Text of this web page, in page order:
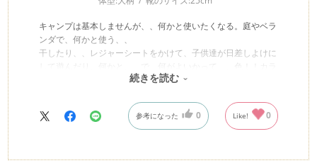
キャンプは基本しませんが、、何かと使いたくなる。庭やベラ
ンダで、何かと使う、、
干したり、、レジャーシートをかけて、子供達が日差しよけに
フル！ありがちな色じゃないから、、！！好き
続きを読む
参考になった 0 Like! 0